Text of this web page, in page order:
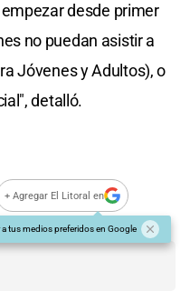
desde primer
no puedan asistir a
Jóvenes y Adultos), o
detalló.
+ Agregar El Litoral en
a tus medios preferidos en Google